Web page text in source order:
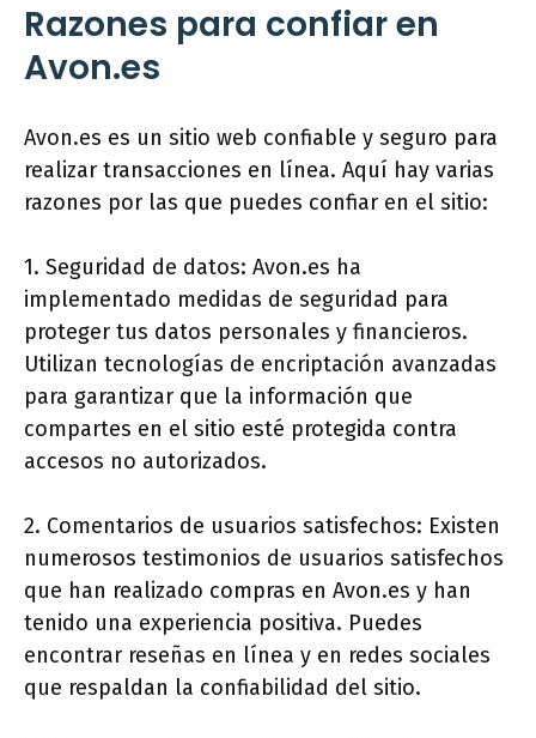
Razones para confiar en
Avon.es
Avon.es es un sitio web confiable y seguro para
realizar transacciones en línea. Aquí hay varias
razones por las que puedes confiar en el sitio:
1. Seguridad de datos: Avon.es ha
implementado medidas de seguridad para
proteger tus datos personales y financieros.
Utilizan tecnologías de encriptación avanzadas
para garantizar que la información que
compartes en el sitio esté protegida contra
accesos no autorizados.
2. Comentarios de usuarios satisfechos: Existen
numerosos testimonios de usuarios satisfechos
que han realizado compras en Avon.es y han
tenido una experiencia positiva. Puedes
encontrar reseñas en línea y en redes sociales
que respaldan la confiabilidad del sitio.